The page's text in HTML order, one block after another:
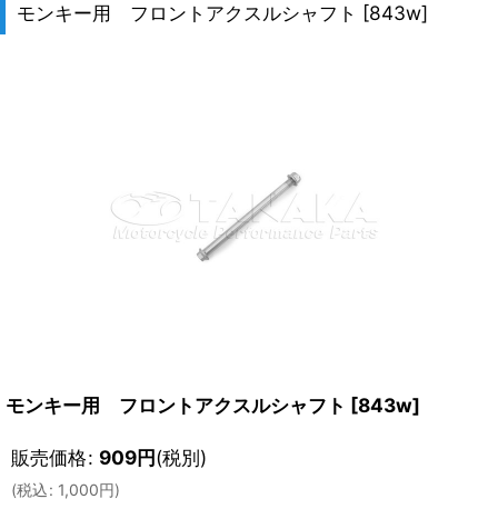
モンキー用 フロントアクスルシャフト [843w]
モンキー用 フロントアクスルシャフト [843w]
販売価格: 909円(税別)
(税込: 1,000円)